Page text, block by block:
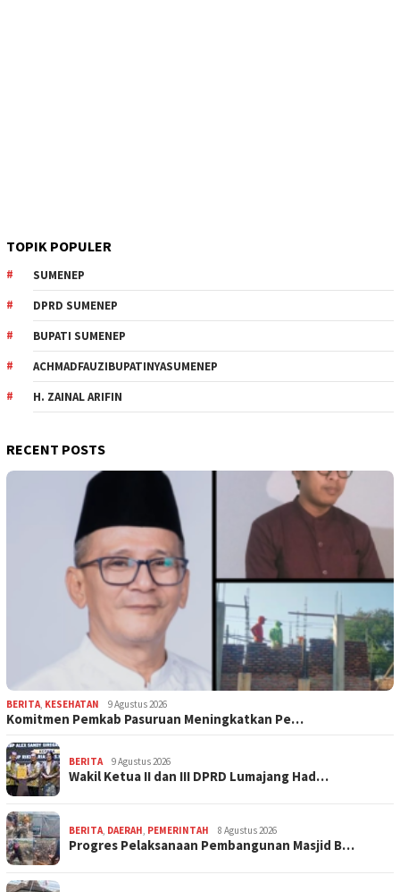
TOPIK POPULER
SUMENEP
DPRD SUMENEP
BUPATI SUMENEP
ACHMADFAUZIBUPATINYASUMENEP
H. ZAINAL ARIFIN
RECENT POSTS
BERITA, KESEHATAN 9 Agustus 2026
Komitmen Pemkab Pasuruan Meningkatkan Pe…
BERITA 9 Agustus 2026
Wakil Ketua II dan III DPRD Lumajang Had…
BERITA, DAERAH, PEMERINTAH 8 Agustus 2026
Progres Pelaksanaan Pembangunan Masjid B…